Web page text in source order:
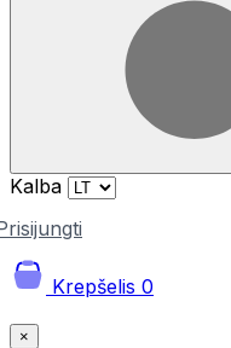
Kalba
Krepšelis 0
×